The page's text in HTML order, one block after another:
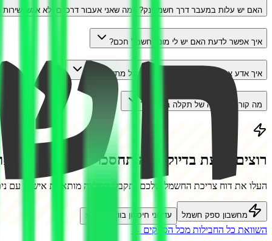
האם יש עלות במעבר דרך חשמלינק? למה שאני אעבור דרככם ולא אגש
איך אפשר לדעת האם יש לי מונה חשמל חכם?
איך אדע איזה ספק חשמל וחבילת חשמל מתאימה לי?
מה קורה במקרה של תקלה בחשמל?
רוצים לדעת בדיוק כמה תחסכו עם אלקטרה
העלו את דוח צריכת החשמל שלכם ותקבלו המלצה מותאמת אישית עם
מחשבון ספק חשמל עדכוני חיסכון בוואטסאפ ⚡
השוואת כל החבילות מכל הספקים ←